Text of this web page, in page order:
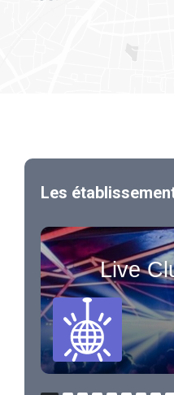
Les
Live